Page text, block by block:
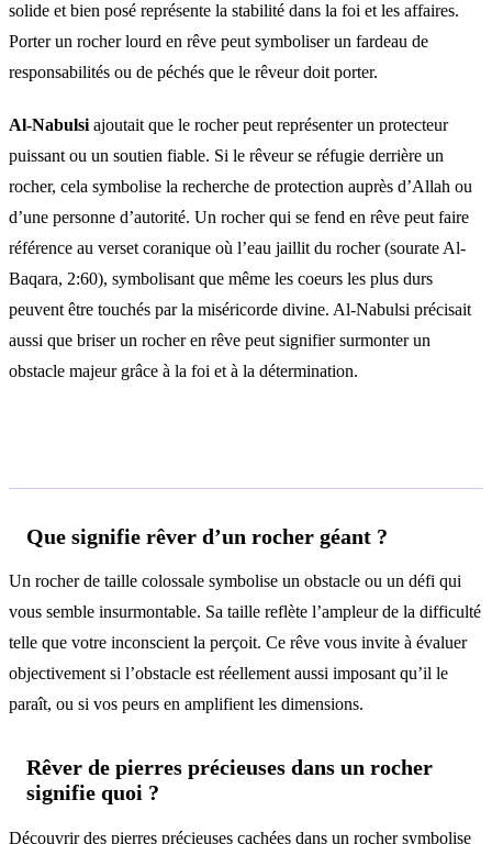
solide et bien posé représente la stabilité dans la foi et les affaires.
Porter un rocher lourd en rêve peut symboliser un fardeau de
responsabilités ou de péchés que le rêveur doit porter.
Al-Nabulsi ajoutait que le rocher peut représenter un protecteur
puissant ou un soutien fiable. Si le rêveur se réfugie derrière un
rocher, cela symbolise la recherche de protection auprès d’Allah ou
d’une personne d’autorité. Un rocher qui se fend en rêve peut faire
référence au verset coranique où l’eau jaillit du rocher (sourate Al-
Baqara, 2:60), symbolisant que même les coeurs les plus durs
peuvent être touchés par la miséricorde divine. Al-Nabulsi précisait
aussi que briser un rocher en rêve peut signifier surmonter un
obstacle majeur grâce à la foi et à la détermination.
Que signifie rêver d’un rocher géant ?
Un rocher de taille colossale symbolise un obstacle ou un défi qui
vous semble insurmontable. Sa taille reflète l’ampleur de la difficulté
telle que votre inconscient la perçoit. Ce rêve vous invite à évaluer
objectivement si l’obstacle est réellement aussi imposant qu’il le
paraît, ou si vos peurs en amplifient les dimensions.
Rêver de pierres précieuses dans un rocher
signifie quoi ?
Découvrir des pierres précieuses cachées dans un rocher symbolise